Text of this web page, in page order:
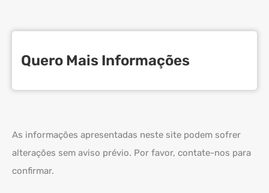
Quero Mais Informações
As informações apresentadas neste site podem sofrer
alterações sem aviso prévio. Por favor, contate-nos para
confirmar.